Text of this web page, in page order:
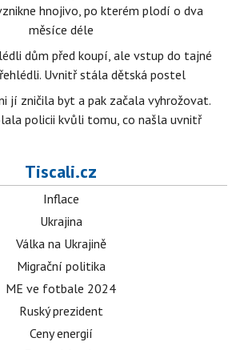
hnojivo, po kterém plodí o dva
měsíce déle
dům před koupí, ale vstup do tajné
Uvnitř stála dětská postel
jí zničila byt a pak začala vyhrožovat.
policii kvůli tomu, co našla uvnitř
Tiscali.cz
Inflace
Ukrajina
Válka na Ukrajině
Migrační politika
ME ve fotbale 2024
Ruský prezident
Ceny energií